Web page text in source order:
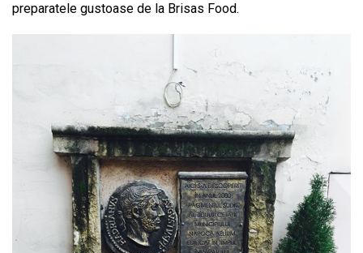
preparatele gustoase de la Brisas Food.